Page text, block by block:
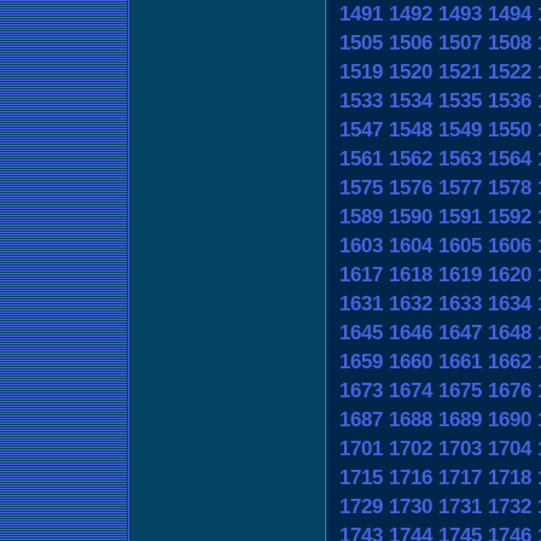
1491 1492 1493 1494
1505 1506 1507 1508
1519 1520 1521 1522
1533 1534 1535 1536
1547 1548 1549 1550
1561 1562 1563 1564
1575 1576 1577 1578
1589 1590 1591 1592
1603 1604 1605 1606
1617 1618 1619 1620
1631 1632 1633 1634
1645 1646 1647 1648
1659 1660 1661 1662
1673 1674 1675 1676
1687 1688 1689 1690
1701 1702 1703 1704
1715 1716 1717 1718
1729 1730 1731 1732
1743 1744 1745 1746